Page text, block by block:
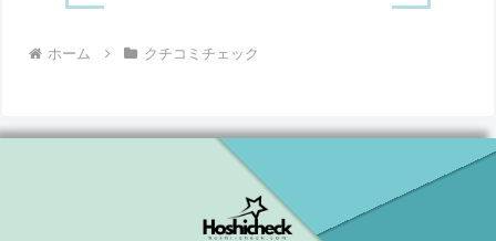
ホーム クチコミチェック